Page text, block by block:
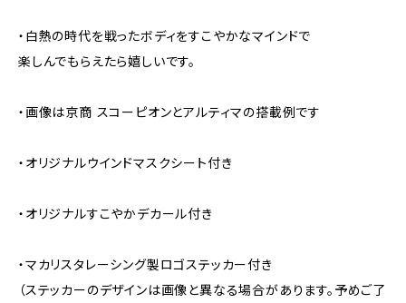
・白熱の時代を戦ったボディをすこやかなマインドで
楽しんでもらえたら嬉しいです。
・画像は京商 スコーピオンとアルティマの搭載例です
・オリジナルウインドマスクシート付き
・オリジナルすこやかデカール付き
・マカリスタレーシング製ロゴステッカー付き
（ステッカーのデザインは画像と異なる場合があります。予めご了